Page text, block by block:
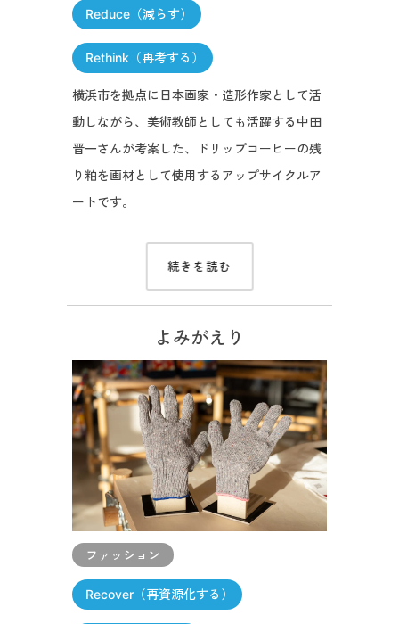
Reduce（減らす）
Rethink（再考する）
横浜市を拠点に日本画家・造形作家として活
動しながら、美術教師としても活躍する中田
晋一さんが考案した、ドリップコーヒーの残
り粕を画材として使用するアップサイクルア
ートです。
続きを読む
よみがえり
ファッション
Recover（再資源化する）